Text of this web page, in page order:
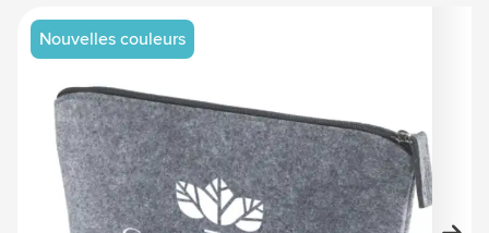
Nouvelles couleurs
Image principale
Cliquez pour voir l'image en plein écran